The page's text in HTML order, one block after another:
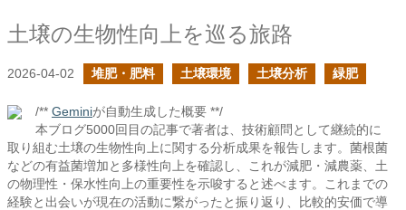
土壌の生物性向上を巡る旅路
2026-04-02 堆肥・肥料 土壌環境 土壌分析 緑肥
/** Geminiが自動生成した概要 **/
本ブログ5000回目の記事で著者は、技術顧問として継続的に
取り組む土壌の生物性向上に関する分析成果を報告します。菌根菌
などの有益菌増加と多様性向上を確認し、これが減肥・減農薬、土
の物理性・保水性向上の重要性を示唆すると述べます。これまでの
経験と出会いが現在の活動に繋がったと振り返り、比較的安価で導